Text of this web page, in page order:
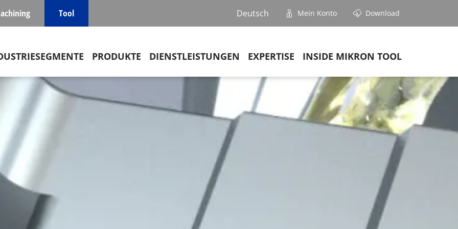
Tool Deutsch Mein Konto Download
navigationPRODUKTE DIENSTLEISTUNGEN EXPERTISE INSIDE MIKRON TOOL